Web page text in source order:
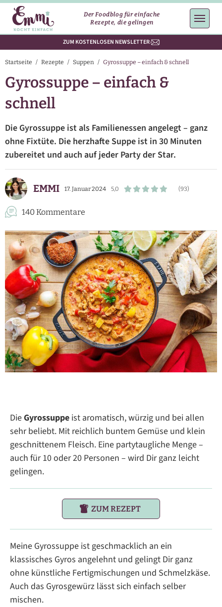
Der Foodblog für einfache
Rezepte, die gelingen
ZUM KOSTENLOSEN NEWSLETTER
Startseite / Rezepte / Suppen / Gyrossuppe – einfach & schnell
Gyrossuppe – einfach &
schnell
Die Gyrossuppe ist als Familienessen angelegt – ganz
ohne Fixtüte. Die herzhafte Suppe ist in 30 Minuten
zubereitet und auch auf jeder Party der Star.
EMMI 17. Januar 2024 5,0 (93)
140 Kommentare
DieGyrossuppe ist aromatisch, würzig und bei allen
sehr beliebt. Mit reichlich buntem Gemüse und klein
geschnittenem Fleisch. Eine partytaugliche Menge –
auch für 10 oder 20 Personen – wird Dir ganz leicht
gelingen.
ZUM REZEPT
Meine Gyrossuppe ist geschmacklich an ein
klassisches Gyros angelehnt und gelingt Dir ganz
ohne künstliche Fertigmischungen und Schmelzkäse.
Auch das Gyrosgewürz lässt sich einfach selber
mischen.